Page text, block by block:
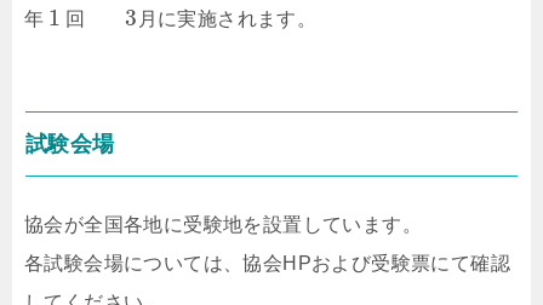
年 1 回 3 月に実施されます。
試験会場
協会が全国各地に受験地を設置しています。
各試験会場については、協会HPおよび受験票にて確認